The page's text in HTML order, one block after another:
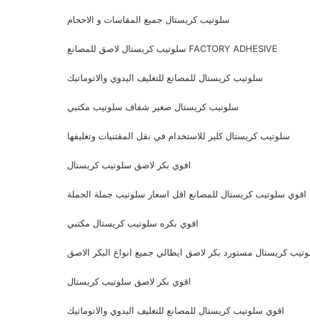
سلوتيب كريستال جميع المقاسات و الاحجام
سلوتيب كريستال لاصق للمصانع FACTORY ADHESIVE
سلوتيب كريستال للمصانع للتغليف اليدوي والاتوماتيك
سلوتيب كريستال صغير شفاف سلوتيب مكتبي
سلوتيب كريستال كلير للاستخدام في نقل المقتنيات وتغليفها
اقوي بكر لاصق سلوتيب كريستال
اقوي سلوتيب كريستال للمصانع اقل اسعار سلوتيب جملة الجملة
اقوي بكره سلوتيب كريستال مكتبي
كريستال مستورد بكر لاصق ايطالي جميع انواع البكر الاصق
اقوي بكر لاصق سلوتيب كريستال
اقوي سلوتيب كريستال للمصانع للتغليف اليدوي والاتوماتيك